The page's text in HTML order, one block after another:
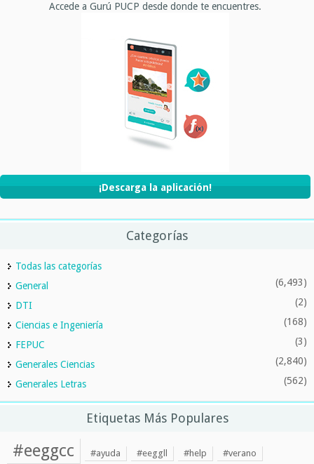
Accede a Gurú PUCP desde donde te encuentres.
¡Descarga la aplicación!
Categorías
Todas las categorías
General
(6,493)
DTI (2)
Ciencias e Ingeniería (168)
FEPUC (3)
Generales Ciencias (2,840)
Generales Letras (562)
Etiquetas Más Populares
#eeggcc #ayuda #eeggll #help #verano